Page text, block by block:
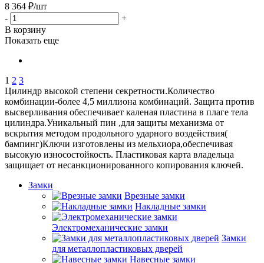
8 364 ₽/шт
-
+
В корзину
Показать еще
1 2 3
Цилиндр высокой степени секретности.Количество
комбинации-более 4,5 миллиона комбинаций. Защита против
высверливания обеспечивает каленая пластина в плаге тела
цилиндра.Уникальный пин ,для защиты механизма от
вскрытия методом продольного ударного воздействия(
бампинг)Ключи изготовлены из мельхиора,обеспечивая
высокую износостойкость. Пластиковая карта владельца
защищает от несанкционированного копирования ключей.
Замки
Врезные замки
Накладные замки
Электромеханические замки
Замки
для металлопластиковых дверей
Навесные замки